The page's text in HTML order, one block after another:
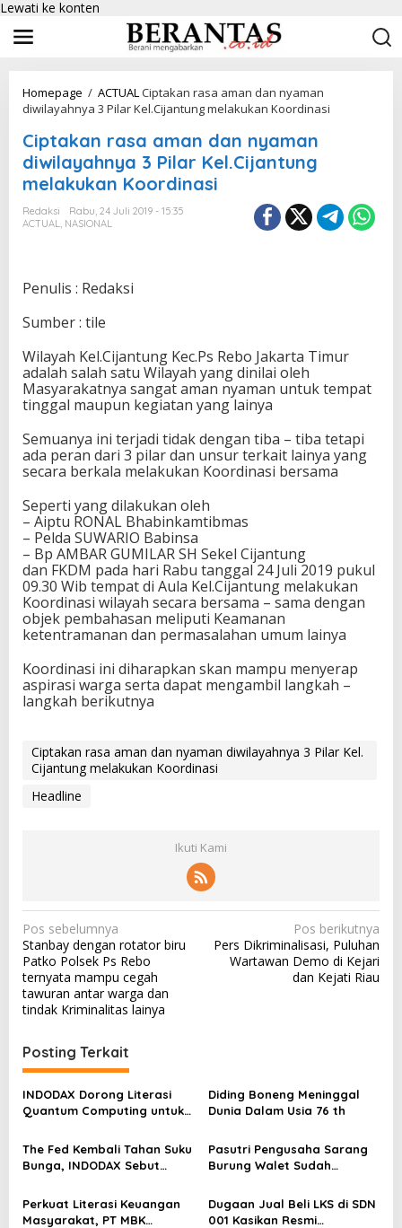
Lewati ke konten
Homepage / ACTUALCiptakan rasa aman dan nyaman
diwilayahnya 3 Pilar Kel.Cijantung melakukan Koordinasi
Ciptakan rasa aman dan nyaman
diwilayahnya 3 Pilar Kel.Cijantung
melakukan Koordinasi
Redaksi
Rabu, 24 Juli 2019 - 15:35
ACTUAL, NASIONAL
Penulis : Redaksi
Sumber : tile
Wilayah Kel.Cijantung Kec.Ps Rebo Jakarta Timur
adalah salah satu Wilayah yang dinilai oleh
Masyarakatnya sangat aman nyaman untuk tempat
tinggal maupun kegiatan yang lainya
Semuanya ini terjadi tidak dengan tiba – tiba tetapi
ada peran dari 3 pilar dan unsur terkait lainya yang
secara berkala melakukan Koordinasi bersama
Seperti yang dilakukan oleh
– Aiptu RONAL Bhabinkamtibmas
– Pelda SUWARIO Babinsa
– Bp AMBAR GUMILAR SH Sekel Cijantung
dan FKDM pada hari Rabu tanggal 24 Juli 2019 pukul
09.30 Wib tempat di Aula Kel.Cijantung melakukan
Koordinasi wilayah secara bersama – sama dengan
objek pembahasan meliputi Keamanan
ketentramanan dan permasalahan umum lainya
Koordinasi ini diharapkan skan mampu menyerap
aspirasi warga serta dapat mengambil langkah –
langkah berikutnya
Ciptakan rasa aman dan nyaman diwilayahnya 3 Pilar Kel.
Cijantung melakukan Koordinasi
Headline
Ikuti Kami
N
a
v
i
a
s
i
o
s
Pos sebelumnya
Stanbay dengan rotator biru
Patko Polsek Ps Rebo
ternyata mampu cegah
tawuran antar warga dan
tindak Kriminalitas lainya
Pos berikutnya
Pers Dikriminalisasi, Puluhan
Wartawan Demo di Kejari
dan Kejati Riau
Posting Terkait
INDODAX Dorong Literasi
Quantum Computing untuk
Blockchain
Diding Boneng Meninggal
Dunia Dalam Usia 76 th
The Fed Kembali Tahan Suku
Bunga, INDODAX Sebut
Sentimen Pasar
Pasutri Pengusaha Sarang
Burung Walet Sudah
Pelapor Desak Polda Jambi
Segera Lakukan Penahanan
Perkuat Literasi Keuangan
Masyarakat, PT MBK
Dugaan Jual Beli LKS di SDN
001 Kasikan Resmi